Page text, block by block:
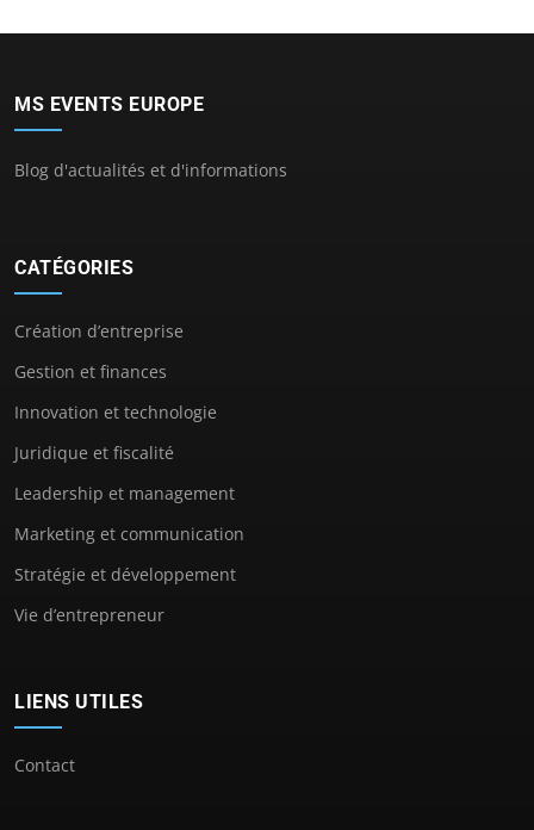
MS EVENTS EUROPE
Blog d'actualités et d'informations
CATÉGORIES
Création d’entreprise
Gestion et finances
Innovation et technologie
Juridique et fiscalité
Leadership et management
Marketing et communication
Stratégie et développement
Vie d’entrepreneur
LIENS UTILES
Contact